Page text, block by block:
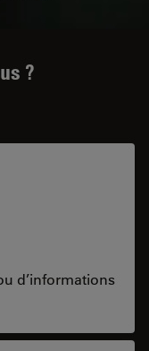
?
d’informations